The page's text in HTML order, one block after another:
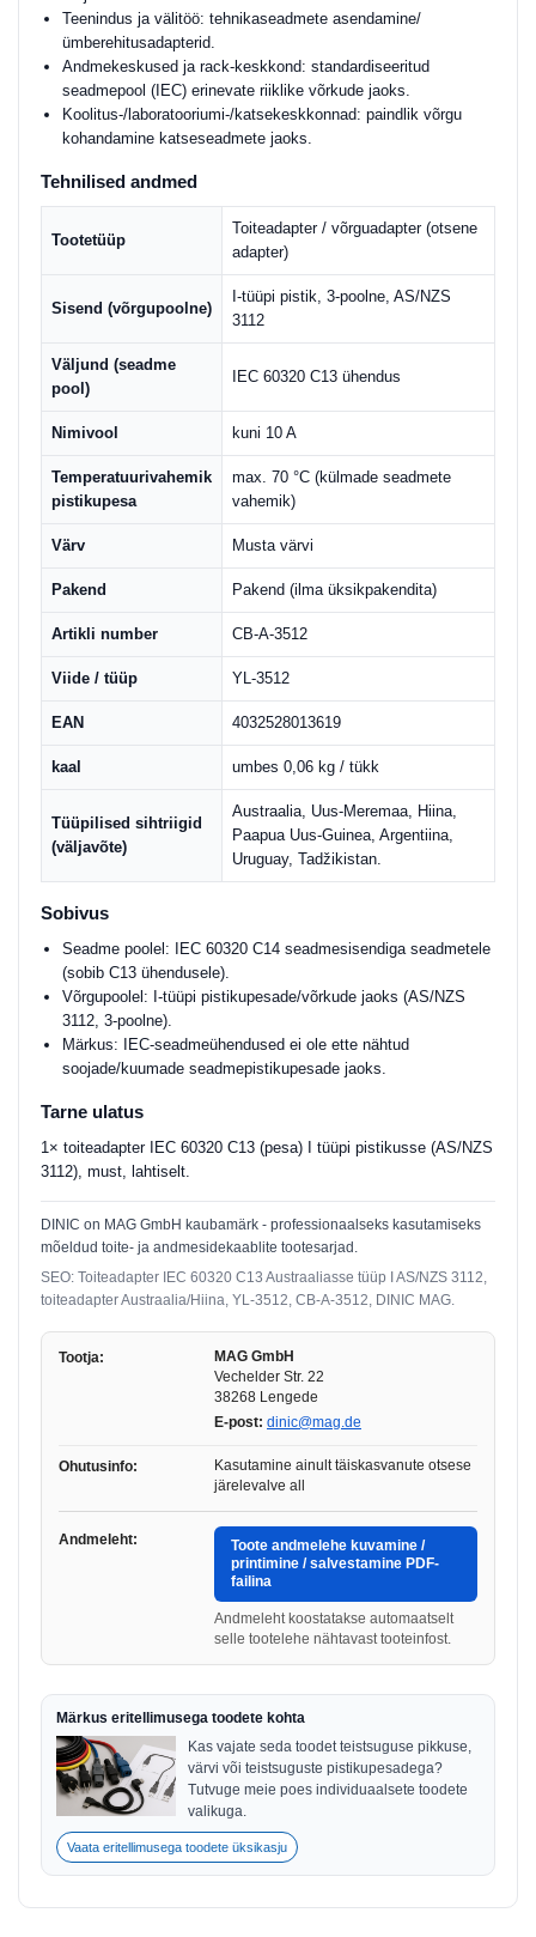
Teenindus ja välitöö: tehnikaseadmete asendamine/
ümberehitusadapterid.
Andmekeskused ja rack-keskkond: standardiseeritud
seadmepool (IEC) erinevate riiklike võrkude jaoks.
Koolitus-/laboratooriumi-/katsekeskkonnad: paindlik võrgu
kohandamine katseseadmete jaoks.
Tehnilised andmed
Tootetüüp
Toiteadapter / võrguadapter (otsene
adapter)
Sisend (võrgupoolne)
I-tüüpi pistik, 3-poolne, AS/NZS
3112
Väljund (seadme
pool)
IEC 60320 C13 ühendus
Nimivool kuni 10 A
Temperatuurivahemik
pistikupesa
max. 70 °C (külmade seadmete
vahemik)
Värv Musta värvi
Pakend Pakend (ilma üksikpakendita)
Artikli number CB-A-3512
Viide / tüüp YL-3512
EAN 4032528013619
kaal umbes 0,06 kg / tükk
Tüüpilised sihtriigid
(väljavõte)
Austraalia, Uus-Meremaa, Hiina,
Paapua Uus-Guinea, Argentiina,
Uruguay, Tadžikistan.
Sobivus
Seadme poolel: IEC 60320 C14 seadmesisendiga seadmetele
(sobib C13 ühendusele).
Võrgupoolel: I-tüüpi pistikupesade/võrkude jaoks (AS/NZS
3112, 3-poolne).
Märkus: IEC-seadmeühendused ei ole ette nähtud
soojade/kuumade seadmepistikupesade jaoks.
Tarne ulatus
1× toiteadapter IEC 60320 C13 (pesa) I tüüpi pistikusse (AS/NZS
3112), must, lahtiselt.
DINIC on MAG GmbH kaubamärk - professionaalseks kasutamiseks
mõeldud toite- ja andmesidekaablite tootesarjad.
SEO: Toiteadapter IEC 60320 C13 Austraaliasse tüüp I AS/NZS 3112,
toiteadapter Austraalia/Hiina, YL-3512, CB-A-3512, DINIC MAG.
Tootja:
MAG GmbH
Vechelder Str. 22
38268 Lengede
E-post: dinic@mag.de
Ohutusinfo:
Kasutamine ainult täiskasvanute otsese
järelevalve all
Andmeleht:
Toote andmelehe kuvamine /
printimine / salvestamine PDF-
failina
Andmeleht koostatakse automaatselt
selle tootelehe nähtavast tooteinfost.
Märkus eritellimusega toodete kohta
Kas vajate seda toodet teistsuguse pikkuse,
värvi või teistsuguste pistikupesadega?
Tutvuge meie poes individuaalsete toodete
valikuga.
Vaata eritellimusega toodete üksikasju